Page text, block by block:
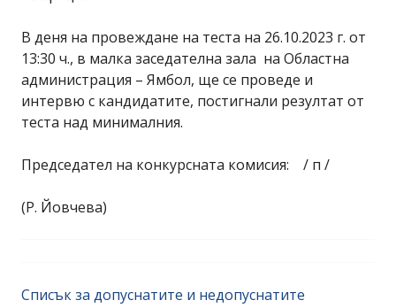
В деня на провеждане на теста на 26.10.2023 г. от
13:30 ч., в малка заседателна зала на Областна
администрация – Ямбол, ще се проведе и
интервю с кандидатите, постигнали резултат от
теста над минималния.
Председател на конкурсната комисия: / п /
(Р. Йовчева)
Списък за допуснатите и недопуснатите